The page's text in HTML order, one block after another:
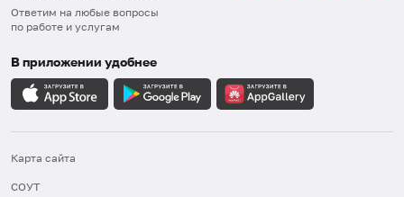
Ответим на любые вопросы
по работе и услугам
В приложении удобнее
Карта сайта
СОУТ